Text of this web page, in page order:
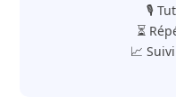
🎙️
⏳
📈